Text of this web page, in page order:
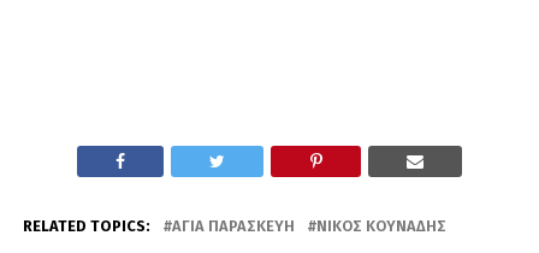
RELATED TOPICS: ΑΓΊΑ ΠΑΡΑΣΚΕΥΉ ΝΊΚΟΣ ΚΟΥΝΆΔΗΣ